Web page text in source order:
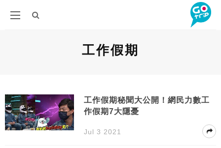
工作假期
工作假期秘聞大公開！網民力數工
作假期7大隱憂
Jul 3 2021